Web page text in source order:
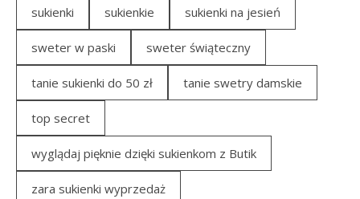
sukienki sukienkie sukienki na jesień
sweter w paski sweter świąteczny
tanie sukienki do 50 zł tanie swetry damskie
top secret
wyglądaj pięknie dzięki sukienkom z Butik
zara sukienki wyprzedaż